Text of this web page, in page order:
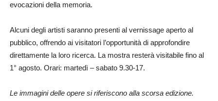
evocazioni della memoria.
Alcuni degli artisti saranno presenti al vernissage aperto al
pubblico, offrendo ai visitatori l’opportunità di approfondire
direttamente la loro ricerca. La mostra resterà visitabile fino al
1° agosto. Orari: martedì – sabato 9.30-17.
Le immagini delle opere si riferiscono alla scorsa edizione.